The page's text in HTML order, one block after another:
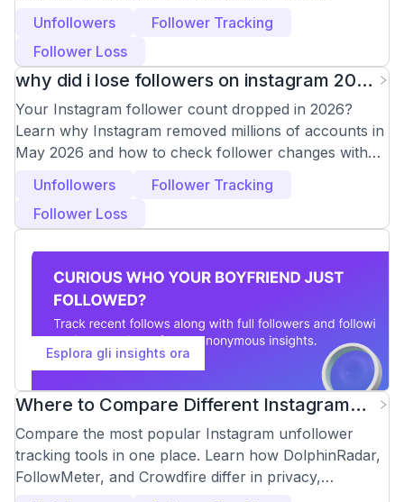
Unfollowers
Follower Tracking
Follower Loss
why did i lose followers on instagram 2026
(And How to Check)
Your Instagram follower count dropped in 2026?
Learn why Instagram removed millions of accounts in
May 2026 and how to check follower changes with
Unfollowers
Follower Tracking
Follower Loss
Esplora gli insights ora
Where to Compare Different Instagram
Unfollower Tracking Tools
Compare the most popular Instagram unfollower
tracking tools in one place. Learn how DolphinRadar,
FollowMeter, and Crowdfire differ in privacy,